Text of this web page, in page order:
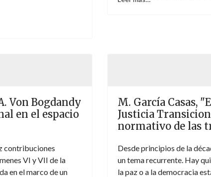
Von Bogdandy
en el espacio
contribuciones
VI y VII de la
en el marco de un
M. García Casas,
Justicia
normativo de las
Desde principios de la
un tema recurrente. Hay
la paz o a la democracia